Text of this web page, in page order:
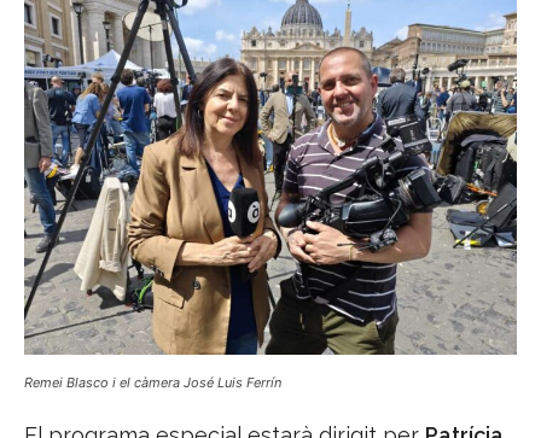
Remei Blasco i el càmera José Luis Ferrín